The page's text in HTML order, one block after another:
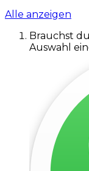
Alle anzeigen
Brauchst
Auswahl